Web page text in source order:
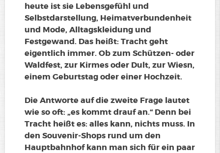
heute ist sie Lebensgefühl und
Selbstdarstellung, Heimatverbundenheit
und Mode, Alltagskleidung und
Festgewand. Das heißt: Tracht geht
eigentlich immer. Ob zum Schützen- oder
Waldfest, zur Kirmes oder Dult, zur Wiesn,
einem Geburtstag oder einer Hochzeit.
Die Antworte auf die zweite Frage lautet
wie so oft: „es kommt drauf an.“ Denn bei
Tracht heißt es: alles kann, nichts muss. In
den Souvenir-Shops rund um den
Hauptbahnhof kann man sich für ein paar